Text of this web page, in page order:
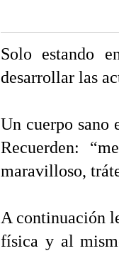
Solo estando
desarrollar las
Un cuerpo sano
Recuerden:
maravilloso,
A continuación
física y al